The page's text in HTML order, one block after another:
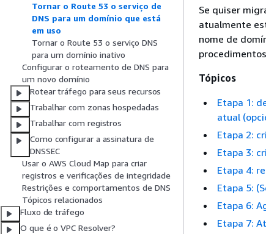
Tornar o Route 53 o serviço de
DNS para um domínio que está
em uso
Tornar o Route 53 o serviço DNS
para um domínio inativo
Configurar o roteamento de DNS para
um novo domínio
Rotear tráfego para seus recursos
Trabalhar com zonas hospedadas
Trabalhar com registros
Como configurar a assinatura de
DNSSEC
Usar o AWS Cloud Map para criar
registros e verificações de integridade
Restrições e comportamentos de DNS
Tópicos relacionados
Fluxo de tráfego
O que é o VPC Resolver?
Se quiser
atualmente
nome de
Tópicos
Etapa 1:
atual
Etapa 2:
Etapa 3:
Etapa 4:
Etapa 5:
Etapa 6:
Etapa 7: